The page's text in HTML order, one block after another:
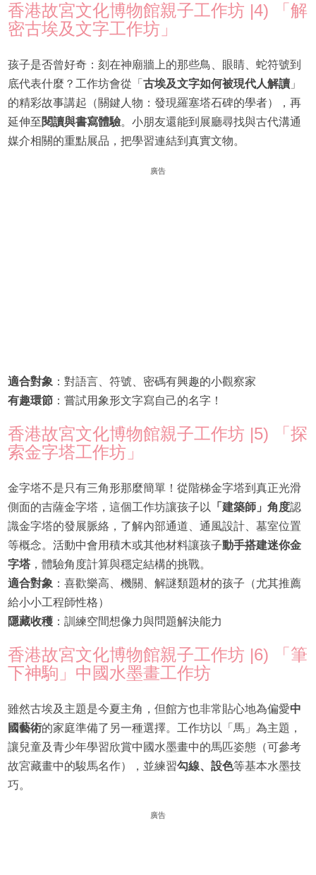
香港故宮文化博物館親子工作坊 |4) 「解
密古埃及文字工作坊」
孩子是否曾好奇：刻在神廟牆上的那些鳥、眼睛、蛇符號到
底代表什麼？工作坊會從「 古埃及文字如何被現代人解讀」
的精彩故事講起（關鍵人物：發現羅塞塔石碑的學者），再
延伸至閱讀與書寫體驗。小朋友還能到展廳尋找與古代溝通
媒介相關的重點展品，把學習連結到真實文物。
廣告
適合對象 ：對語言、符號、密碼有興趣的小觀察家
有趣環節：嘗試用象形文字寫自己的名字！
香港故宮文化博物館親子工作坊 |5) 「探
索金字塔工作坊」
金字塔不是只有三角形那麼簡單！從階梯金字塔到真正光滑
側面的吉薩金字塔，這個工作坊讓孩子以 「建築師」角度認
識金字塔的發展脈絡，了解內部通道、通風設計、墓室位置
等概念。活動中會用積木或其他材料讓孩子動手搭建迷你金
字塔，體驗角度計算與穩定結構的挑戰。
適合對象 ：喜歡樂高、機關、解謎類題材的孩子（尤其推薦
給小小工程師性格）
隱藏收穫：訓練空間想像力與問題解決能力
香港故宮文化博物館親子工作坊 |6) 「筆
下神駒」中國水墨畫工作坊
雖然古埃及主題是今夏主角，但館方也非常貼心地為偏愛中
國藝術的家庭準備了另一種選擇。工作坊以「馬」為主題，
讓兒童及青少年學習欣賞中國水墨畫中的馬匹姿態（可參考
故宮藏畫中的駿馬名作），並練習勾線、設色等基本水墨技
巧。
廣告